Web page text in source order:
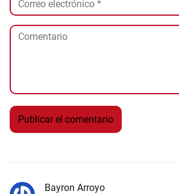
Bayron Arroyo